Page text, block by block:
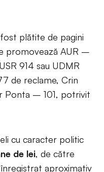
plătite de pagini
promovează AUR –
914 sau UDMR
de reclame, Crin
Ponta – 101, potrivit
cu caracter politic
de lei, de către
aproximativ